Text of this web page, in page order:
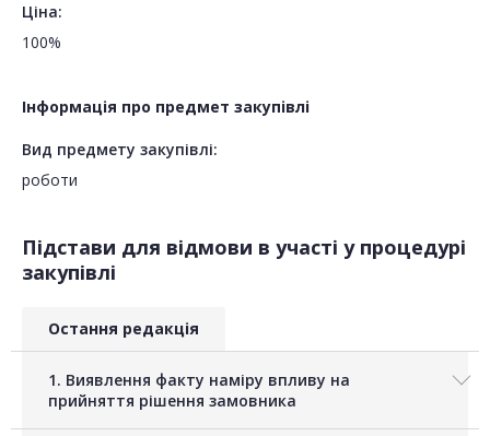
Ціна:
100%
Інформація про предмет закупівлі
Вид предмету закупівлі:
роботи
Підстави для відмови в участі у процедурі
закупівлі
Остання редакція
1. Виявлення факту наміру впливу на
прийняття рішення замовника